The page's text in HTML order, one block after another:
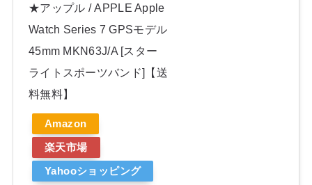
★アップル / APPLE Apple
Watch Series 7 GPSモデル
45mm MKN63J/A [スター
ライトスポーツバンド]【送
料無料】
Amazon
楽天市場
Yahooショッピング